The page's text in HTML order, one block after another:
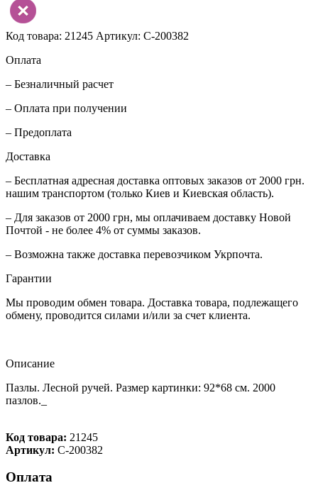
Код товара: 21245 Артикул: C-200382
Оплата
– Безналичный расчет
– Оплата при получении
– Предоплата
Доставка
– Бесплатная адресная доставка оптовых заказов от 2000 грн.
нашим транспортом (только Киев и Киевская область).
– Для заказов от 2000 грн, мы оплачиваем доставку Новой
Почтой - не более 4% от суммы заказов.
– Возможна также доставка перевозчиком Укрпочта.
Гарантии
Мы проводим обмен товара. Доставка товара, подлежащего
обмену, проводится силами и/или за счет клиента.
Описание
Пазлы. Лесной ручей. Размер картинки: 92*68 см. 2000
пазлов._
Код товара: 21245
Артикул: C-200382
Оплата